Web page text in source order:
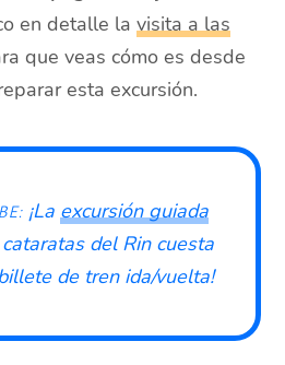
en detalle lavisita a las
que veas cómo es desde
esta excursión.
¡Laexcursión guiada
del Rin cuesta
de tren ida/vuelta!